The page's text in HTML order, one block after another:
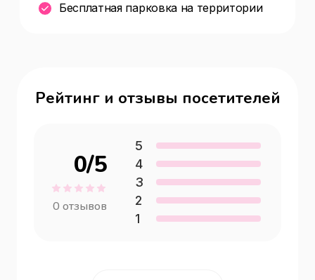
Бесплатная парковка на территории
Рейтинг и отзывы посетителей
0/5
0 отзывов
5
4
3
2
1